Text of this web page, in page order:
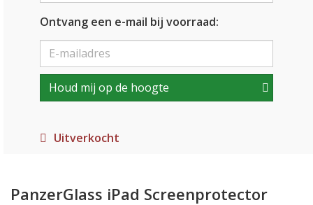
Ontvang een e-mail bij voorraad:
Houd mij op de hoogte
Uitverkocht
PanzerGlass iPad Screenprotector